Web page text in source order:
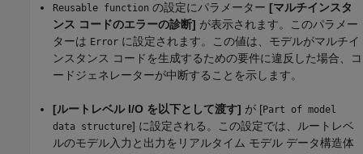
Reusable function の設定にパラメーター [マルチインスタ
ンス コードのエラーの診断] が表示されます。このパラメー
ターは Error に設定されます。この値は、モデルがマルチイ
ンスタンス コードを生成するための要件に違反した場合、コ
ードジェネレーターが中断することを示します。
[ルートレベル I/O を以下として渡す] が [Part of model
data structure] に設定される。この設定では、ルートレベ
ルのモデル入力と出力をリアルタイム モデル データ構造体